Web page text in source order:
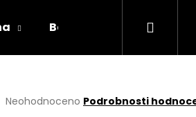
Bambule Háčky
Hledat
Průměrné
Neohodnoceno Podrobnosti